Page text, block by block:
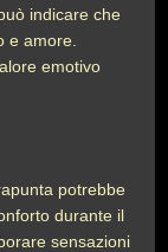
indicare che
e amore.
emotivo
potrebbe
durante il
sensazioni